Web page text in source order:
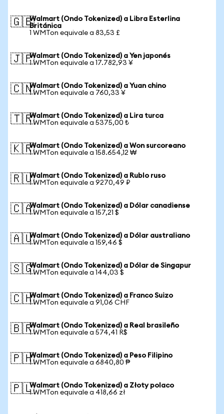
🇬🇧Walmart (Ondo Tokenized) a Libra Esterlina
Británica
1 WMTon equivale a 83,53 £
🇯🇵Walmart (Ondo Tokenized) a Yen japonés
1 WMTon equivale a 17.782,93 ¥
🇨🇳Walmart (Ondo Tokenized) a Yuan chino
1 WMTon equivale a 760,33 ¥
🇹🇷Walmart (Ondo Tokenized) a Lira turca
1 WMTon equivale a 5375,00 ₺
🇰🇷Walmart (Ondo Tokenized) a Won surcoreano
1 WMTon equivale a 158.654,12 ₩
🇷🇺Walmart (Ondo Tokenized) a Rublo ruso
1 WMTon equivale a 9270,49 ₽
🇨🇦Walmart (Ondo Tokenized) a Dólar canadiense
1 WMTon equivale a 157,21 $
🇦🇺Walmart (Ondo Tokenized) a Dólar australiano
1 WMTon equivale a 159,46 $
🇸🇬Walmart (Ondo Tokenized) a Dólar de Singapur
1 WMTon equivale a 144,03 $
🇨🇭Walmart (Ondo Tokenized) a Franco Suizo
1 WMTon equivale a 91,06 CHF
🇧🇷Walmart (Ondo Tokenized) a Real brasileño
1 WMTon equivale a 574,41 R$
🇵🇭Walmart (Ondo Tokenized) a Peso Filipino
1 WMTon equivale a 6840,80 ₱
🇵🇱Walmart (Ondo Tokenized) a Złoty polaco
1 WMTon equivale a 418,66 zł